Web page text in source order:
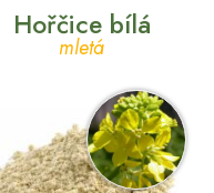
Hořčice bílá
mletá